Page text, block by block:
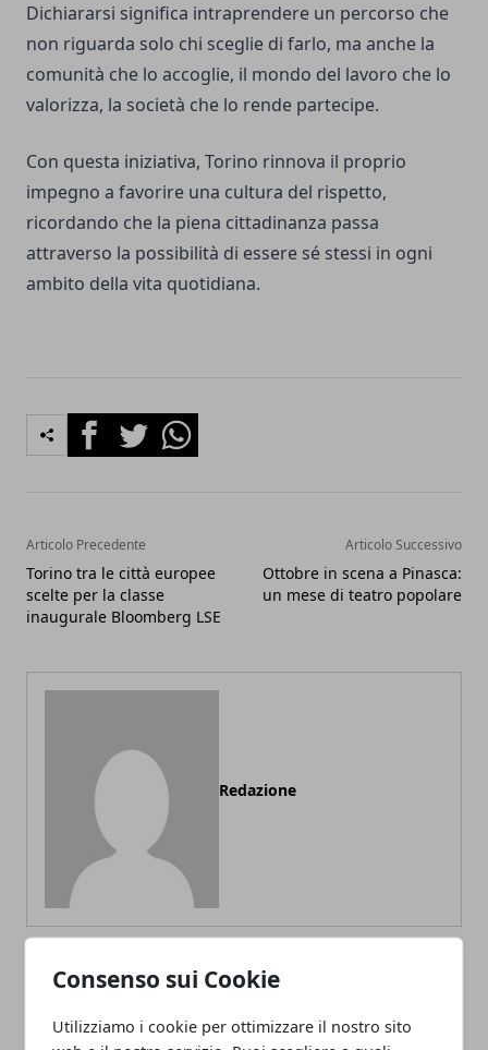
Consenso sui Cookie
Utilizziamo i cookie per ottimizzare il nostro sito
Dichiararsi significa intraprendere un percorso che
non riguarda solo chi sceglie di farlo, ma anche la
comunità che lo accoglie, il mondo del lavoro che lo
valorizza, la società che lo rende partecipe.
Con questa iniziativa, Torino rinnova il proprio
impegno a favorire una cultura del rispetto,
ricordando che la piena cittadinanza passa
attraverso la possibilità di essere sé stessi in ogni
ambito della vita quotidiana.
FacebookTwitterWhatsapp
Articolo Precedente
Torino tra le città europee
scelte per la classe
inaugurale Bloomberg LSE
Articolo Successivo
Ottobre in scena a Pinasca:
un mese di teatro popolare
Redazione